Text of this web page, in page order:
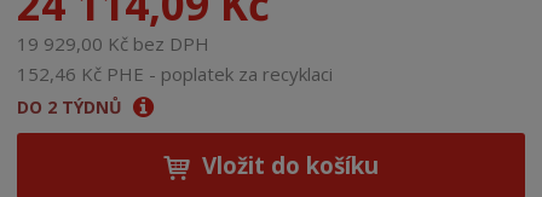
19 929,00 Kč bez DPH
152,46 Kč PHE - poplatek za recyklaci
DO 2 TÝDNŮ
Vložit do košíku